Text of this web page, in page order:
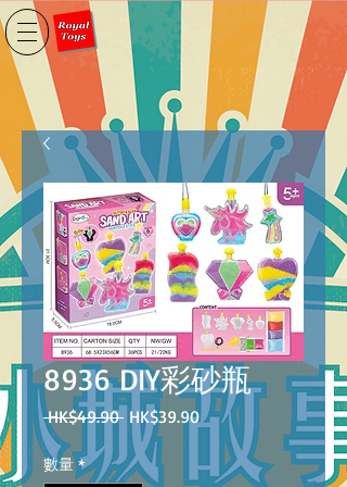
8936 DIY彩砂瓶
HK$49.90 一
般
價
HK$39.90促
價
數量 *